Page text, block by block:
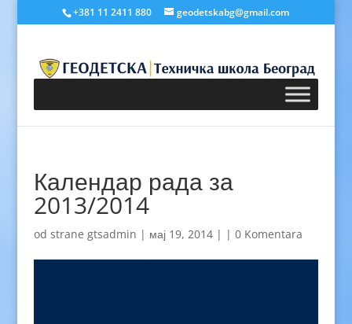
+381 11 2411 880 geodetskabg@gmail.com
Календар рада за
2013/2014
od strane gtsadmin | мај 19, 2014| | 0 Komentara